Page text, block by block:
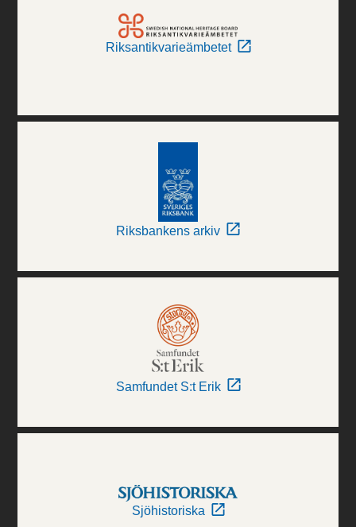
Riksantikvarieämbetet
Riksbankens arkiv
Samfundet S:t Erik
Sjöhistoriska